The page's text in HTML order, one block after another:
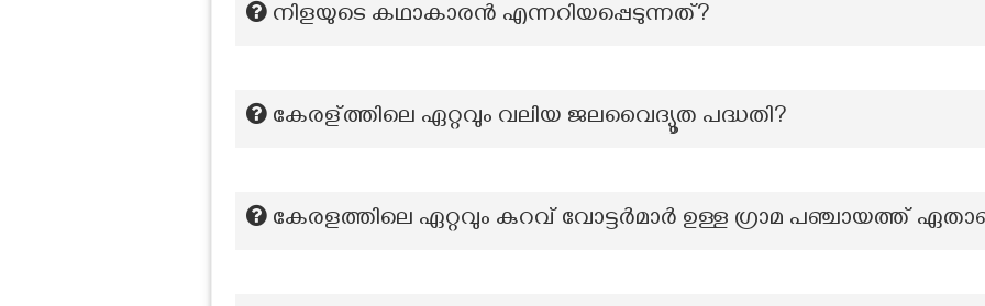
നിളയുടെ കഥാകാരൻ എന്നറിയപ്പെടുന്നത്?
കേരള്ത്തിലെ ഏറ്റവും വലിയ ജലവൈദ്യൂത പദ്ധതി?
കേരളത്തിലെ ഏറ്റവും കുറവ് വോട്ടർമാർ ഉള്ള ഗ്രാമ പഞ്ചായത്ത്